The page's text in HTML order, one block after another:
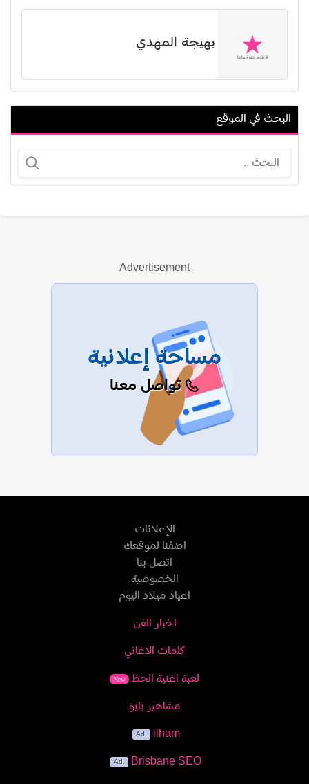
بهيجة المهدي
سيلفيا سيدني
عرض الكل
البحث في الموقع
Advertisement
مساحة إعلانية
تواصل معنا
الإعلانات
اضفنا لموقعك
اتصل بنا
الخصوصية
اعياد ميلاد اليوم
اخبار الفن
كلمات الاغاني
لعبة اغنية الحظ New
مشاهير بايو
ilham
Brisbane SEO